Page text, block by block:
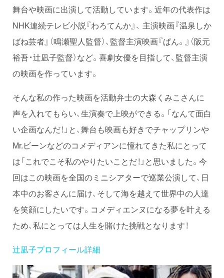
舞台や映画に出演して活動しています。近年の代表作は
NHK連続テレビ小説『わろてんか』、 主演映画『温泉しか
ばね芸者』（鳴瀬聖人監督）、監督主演映画『ぱん。』（阪元
裕吾・辻凪子監督）など。喜劇女優を目指して、監督主演
の映画を作っています。
そんな私の作った映画を活動弁士の大森くみこさんに
声を入れてもらい、生演奏で上映ができる。「なんて面白
い企画なんだ！」と、舞台も映画も好きでチャップリンや
Mr.ビーンなどのコメディアンに憧れてきた私にとって
は「これでこそ私のやりたいことだ！」と思いました。今
回はこの映画を全国のミニシアターで巡業公演して、日
本中のお客さんに届け、そして海を越えて世界中の人達
を笑顔にしたいです。コメディエンヌになる夢を叶える
ため、私にとっては人生を賭けた挑戦となります！
辻凪子プロフィール詳細